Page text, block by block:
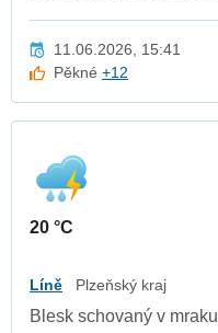
11.06.2026, 15:41
Pěkné+12
20 °C
Líně Plzeňský kraj
Blesk schovaný v mraku